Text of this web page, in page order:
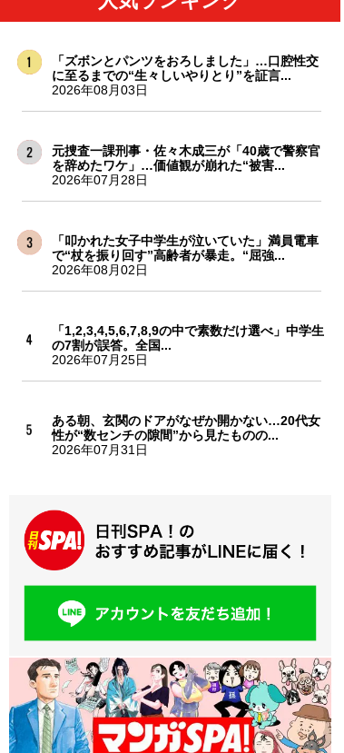
「ズボンとパンツをおろしました」…口腔性交
に至るまでの“生々しいやりとり”を証言...
2026年08月03日
元捜査一課刑事・佐々木成三が「40歳で警察官
を辞めたワケ」…価値観が崩れた“被害...
2026年07月28日
「叩かれた女子中学生が泣いていた」満員電車
で“杖を振り回す”高齢者が暴走。“屈強...
2026年08月02日
「1,2,3,4,5,6,7,8,9の中で素数だけ選べ」中学生
の7割が誤答。全国...
2026年07月25日
ある朝、玄関のドアがなぜか開かない…20代女
性が“数センチの隙間”から見たものの...
2026年07月31日